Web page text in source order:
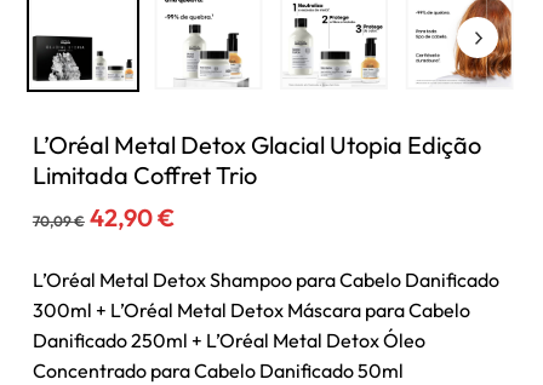
L’Oréal Metal Detox Glacial Utopia Edição
Limitada Coffret Trio
70,09€ O
original
era:
70,09 €.
42,90€O
atual
é:
42,90 €.
L’Oréal Metal Detox Shampoo para Cabelo Danificado
300ml + L’Oréal Metal Detox Máscara para Cabelo
Danificado 250ml + L’Oréal Metal Detox Óleo
Concentrado para Cabelo Danificado 50ml